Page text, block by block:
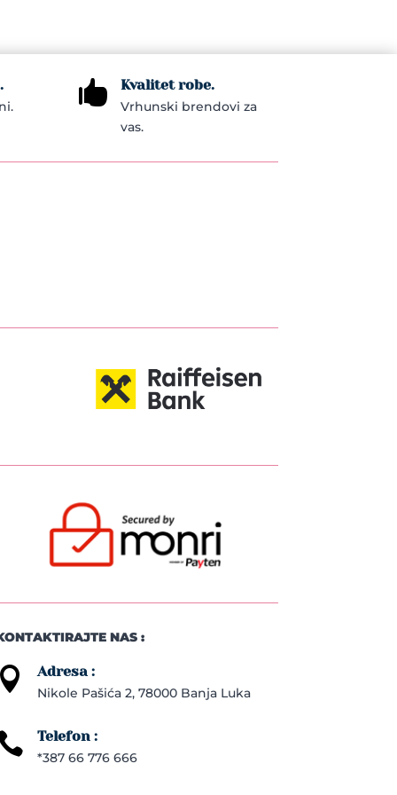
 Kvalitet robe.
Vrhunski brendovi za
vas.
NAS :
 Adresa :
Nikole Pašića 2, 78000 Banja Luka
Telefon :
*387 66 776 666